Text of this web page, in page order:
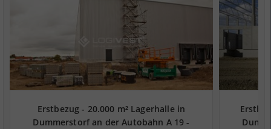
Erstbezug - 20.000 m² Lagerhalle in
Dummerstorf an der Autobahn A 19 -